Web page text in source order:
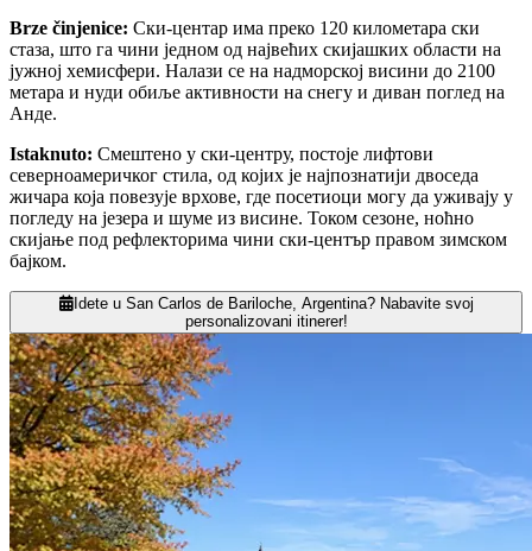
Brze činjenice: Ски-центар има преко 120 километара ски
стаза, што га чини једном од највећих скијашких области на
јужној хемисфери. Налази се на надморској висини до 2100
метара и нуди обиље активности на снегу и диван поглед на
Анде.
Istaknuto: Смештено у ски-центру, постоје лифтови
северноамеричког стила, од којих је најпознатији двоседа
жичара која повезује врхове, где посетиоци могу да уживају у
погледу на језера и шуме из висине. Током сезоне, ноћно
скијање под рефлекторима чини ски-център правом зимском
бајком.
Idete u San Carlos de Bariloche, Argentina? Nabavite svoj
personalizovani itinerer!